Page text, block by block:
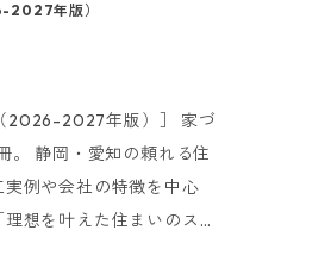
2027年版）
2026-2027年版）］ 家づ
。 静岡・愛知の頼れる住
例や会社の特徴を中心
想を叶えた住まいのスト